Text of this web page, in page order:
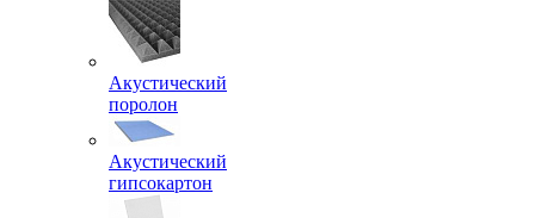
Акустический
поролон
Акустический
гипсокартон